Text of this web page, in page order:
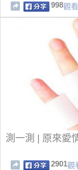
998觀看
測一測 | 原來愛
2901觀